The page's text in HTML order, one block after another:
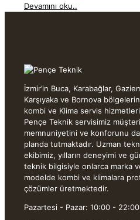
Devamını oku..
İzmir’in Buca, Karabağlar,
Karşıyaka ve Bornova
kombi ve Klima servis
Pençe Teknik servisimiz müşteri
memnuniyetini ve konforunu
planda tutmaktadır. Uzman
ekibimiz, yılların deneyimi ve
teknik bilgisiyle onlarca marka
modelde kombi ve klimalara
çözümler üretmektedir.
Pazartesi - Pazar: 10:00 - 22:00